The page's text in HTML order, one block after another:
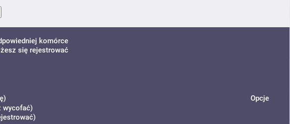
komórce
się rejestrować
wycofać)
Opcje